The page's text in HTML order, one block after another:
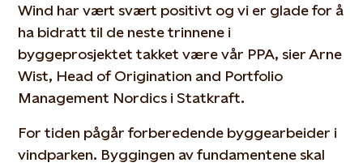
Wind har vært svært positivt og vi er glade for å
ha bidratt til de neste trinnene i
byggeprosjektet takket være vår PPA, sier Arne
Wist, Head of Origination and Portfolio
Management Nordics i Statkraft.
For tiden pågår forberedende byggearbeider i
vindparken. Byggingen av fundamentene skal